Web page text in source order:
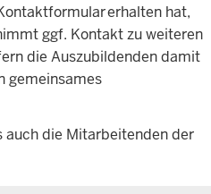
erhalten hat,
ggf. Kontakt zu weiteren
die Auszubildenden damit
gemeinsames
auch die Mitarbeitenden der